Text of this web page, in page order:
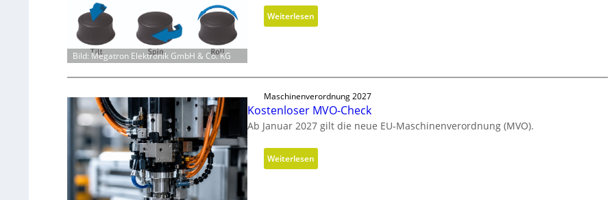
d
n
t
g
e
s
h
l
Bild: Megatron Elektronik GmbH & Co. KG
Weiterlesen:
E
o
m
i
c
Maschinenverordnung 2027
Kostenloser MVO-Check
Ab Januar 2027 gilt die neue EU-Maschinenverordnung (MVO).
Weiterlesen:
K